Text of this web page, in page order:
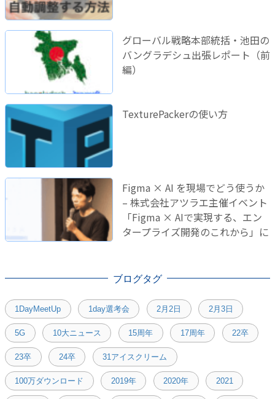
グローバル戦略本部統括・池田の
バングラデシュ出張レポート（前
編）
TexturePackerの使い方
Figma × AI を現場でどう使うか
– 株式会社アツラエ主催イベント
「Figma × AIで実現する、エン
タープライズ開発のこれから」に
ブログタグ
1DayMeetUp 1day選考会 2月2日 2月3日
5G 10大ニュース 15周年 17周年 22卒
23卒 24卒 31アイスクリーム
100万ダウンロード 2019年 2020年 2021